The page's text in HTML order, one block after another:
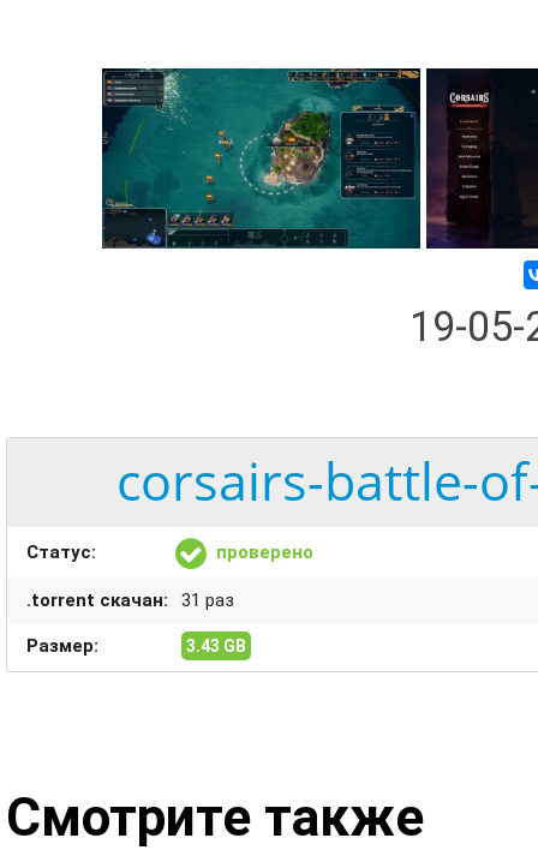
19-
corsairs-battle-
Статус: проверено
.torrent скачан: 31 раз
Размер: 3.43 GB
Смотрите также